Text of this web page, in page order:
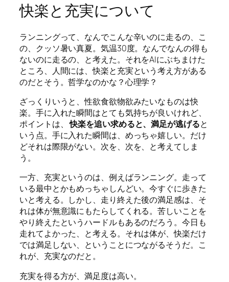
快楽と充実について
ランニングって、なんでこんな辛いのに走るの、こ
の、クッソ暑い真夏。気温30度。なんでなんの得も
ないのに走るの、と考えた。それをAIにぶちまけた
ところ、人間には、快楽と充実という考え方がある
のだとそう。哲学なのかな？心理学？
ざっくりいうと、性欲食欲物欲みたいなものは快
楽。手に入れた瞬間はとても気持ちが良いけれど、
ポイントは、快楽を追い求めると、満足が逃げると
いう点。手に入れた瞬間は、めっちゃ嬉しい。だけ
どそれは際限がない。次を、次を、と考えてしま
う。
一方、充実というのは、例えばランニング。走って
いる最中とかもめっちゃしんどい。今すぐに歩きた
いと考える。しかし、走り終えた後の満足感は、そ
れは体が無意識にもたらしてくれる。苦しいことを
やり終えたというハードルもあるのだろう。今日も
走れてよかった、と考える。それは体が、快楽だけ
では満足しない、ということにつながるそうだ。こ
れが、充実なのだと。
充実を得る方が、満足度は高い。